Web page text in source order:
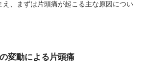
え、まずは片頭痛が起こる主な原因につい
変動による片頭痛